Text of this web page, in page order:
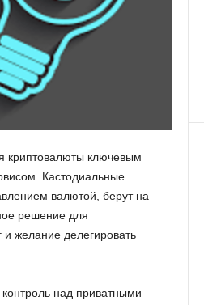
криптовалюты ключевым
Кастодиальные
валютой, берут на
решение для
желание делегировать
над приватными